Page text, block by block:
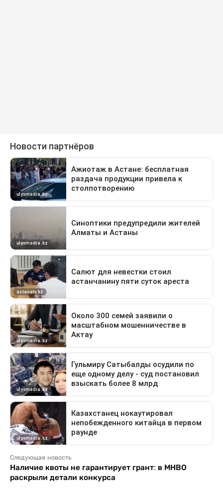
Следующая новость
Наличие квоты не гарантирует грант: в МНВО
раскрыли детали конкурса